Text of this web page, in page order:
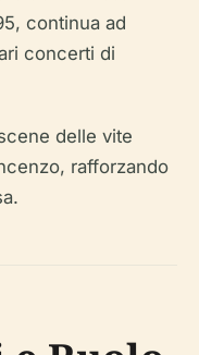
continua ad
concerti di
delle vite
rafforzando